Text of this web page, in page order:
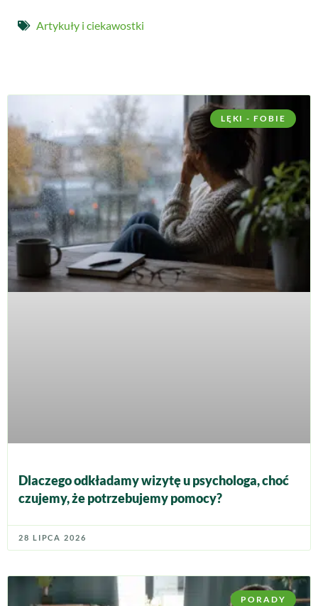
Artykuły i ciekawostki
LĘKI - FOBIE
Dlaczego odkładamy wizytę u psychologa, choć
czujemy, że potrzebujemy pomocy?
28 LIPCA 2026
PORADY